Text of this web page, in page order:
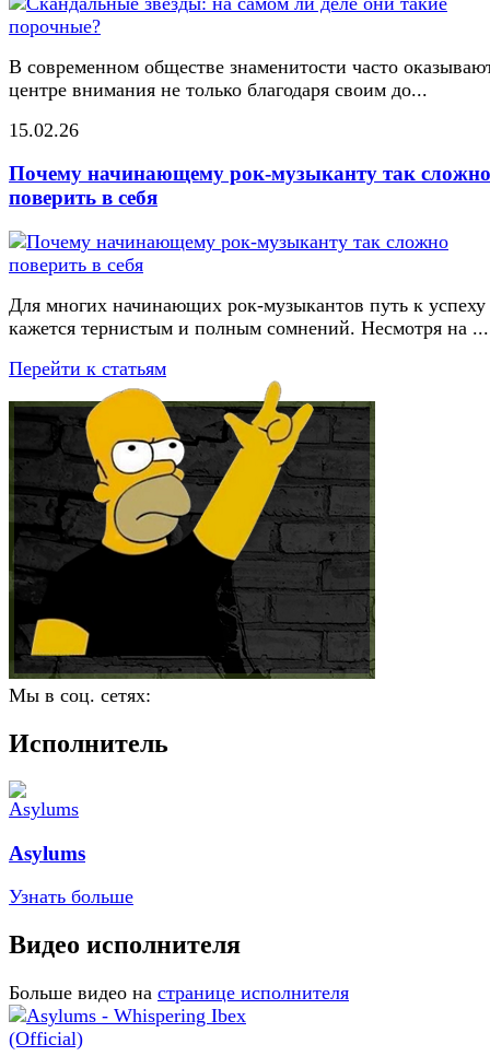
В современном обществе знаменитости часто
центре внимания не только благодаря своим до...
15.02.26
Почему начинающему рок-музыканту так сложно
поверить в себя
Для многих начинающих рок-музыкантов путь к успеху
кажется тернистым и полным сомнений. Несмотря на ...
Перейти к статьям
Мы в соц. сетях:
Исполнитель
Asylums
Узнать больше
Видео исполнителя
Больше видео на странице исполнителя